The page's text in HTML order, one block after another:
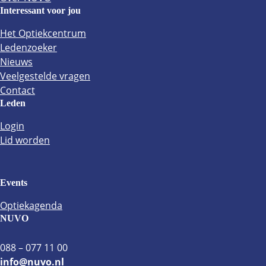
Overnemen en starten
Bekijk alle onderwerpen
Werkgever
Verzuimbegeleiding
Bedrijfsadvies
NUVO Academie
Optiek voor verkoopmedewerkers
Interessant voor jou
Het Optiekcentrum
Ledenzoeker
Nieuws
Veelgestelde vragen
Contact
Leden
Login
Lid worden
Events
Optiekagenda
NUVO
088 – 077 11 00
info@nuvo.nl